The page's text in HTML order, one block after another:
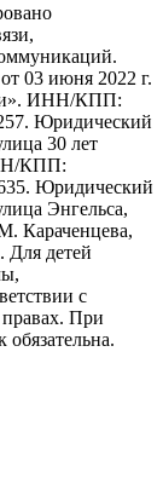
03 июня 2022 г.
ИНН/КПП:
Юридический
30 лет
КПП:
Юридический
Энгельса,
Караченцева,
Для детей
с
правах. При